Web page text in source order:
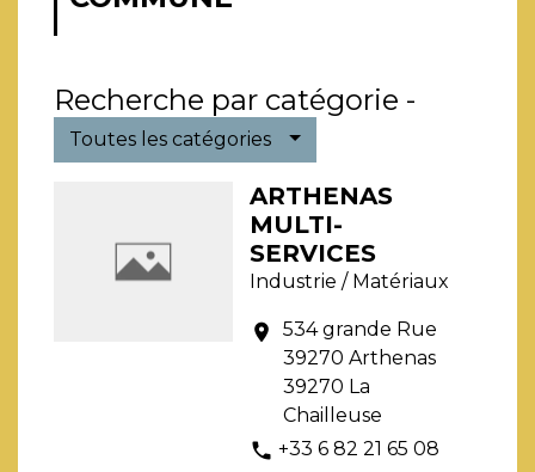
Recherche par catégorie -
Toutes les catégories
ARTHENAS
MULTI-
SERVICES
Industrie / Matériaux
location_on
534 grande Rue
39270 Arthenas
39270 La
Chailleuse
phone +33 6 82 21 65 08